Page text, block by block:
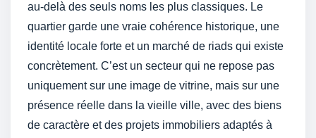
au-delà des seuls noms les plus classiques. Le
quartier garde une vraie cohérence historique, une
identité locale forte et un marché de riads qui existe
concrètement. C’est un secteur qui ne repose pas
uniquement sur une image de vitrine, mais sur une
présence réelle dans la vieille ville, avec des biens
de caractère et des projets immobiliers adaptés à